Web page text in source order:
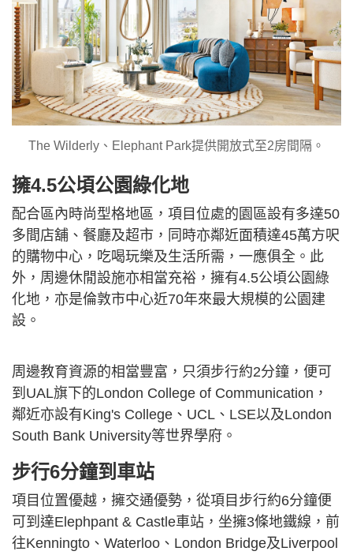
The Wilderly、Elephant Park提供開放式至2房間隔。
擁4.5公頃公園綠化地
配合區內時尚型格地區，項目位處的園區設有多達50
多間店舖、餐廳及超市，同時亦鄰近面積達45萬方呎
的購物中心，吃喝玩樂及生活所需，一應俱全。此
外，周邊休閒設施亦相當充裕，擁有4.5公頃公園綠
化地，亦是倫敦市中心近70年來最大規模的公園建
設。
周邊教育資源的相當豐富，只須步行約2分鐘，便可
到UAL旗下的London College of Communication，
鄰近亦設有King's College、UCL、LSE以及London
South Bank University等世界學府。
步行6分鐘到車站
項目位置優越，擁交通優勢，從項目步行約6分鐘便
可到達Elephpant & Castle車站，坐擁3條地鐵線，前
往Kenningto、Waterloo、London Bridge及Liverpool